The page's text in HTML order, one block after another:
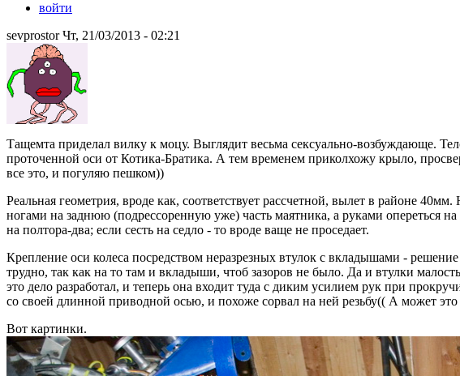
войти
sevprostor Чт, 21/03/2013 - 02:21
Тащемта приделал вилку к моцу. Выглядит весьма сексуально-возбуждающе.
проточенной оси от Котика-Братика. А тем временем приколхожу крыло,
все это, и погуляю пешком))
Реальная геометрия, вроде как, соответствует рассчетной, вылет в районе 40мм.
ногами на заднюю (подрессоренную уже) часть маятника, а руками опереться на
на полтора-два; если сесть на седло - то вроде ваще не проседает.
Крепление оси колеса посредством неразрезных втулок с вкладышами -
трудно, так как на то там и вкладыши, чтоб зазоров не было. Да и втулки
это дело разработал, и теперь она входит туда с диким усилием рук при
со своей длинной приводной осью, и похоже сорвал на ней резьбу(( А может
Вот картинки.